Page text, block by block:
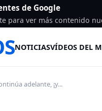
de Google
para ver más contenido
NOTICIASVÍDEOS DEL
adelante, ¡y...